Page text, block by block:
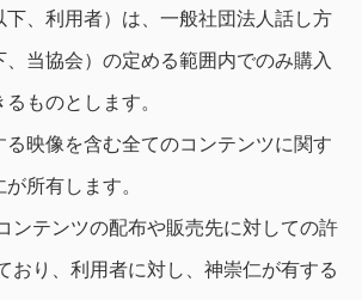
下、利用者）は、一般社団法人話し方
、当協会）の定める範囲内でのみ購入
ものとします。
る映像を含む全てのコンテンツに関す
所有します。
ンテンツの配布や販売先に対しての許
おり、利用者に対し、神崇仁が有する